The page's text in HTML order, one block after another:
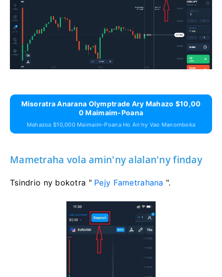
Misoratra Anarana Olymptrade Ary Mahazo $10,00
0 Maimaim-Poana
Mahazoa $10,000 Maimaim-Poana Ho An'ny Vao Manomboka
Mametraha vola amin'ny alalan'ny finday
Tsindrio ny bokotra " Pejy Fametrahana ".